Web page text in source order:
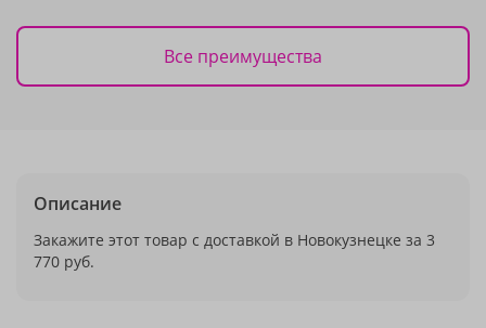
Все преимущества
Описание
Закажите этот товар с доставкой в Новокузнецке за 3
770 руб.